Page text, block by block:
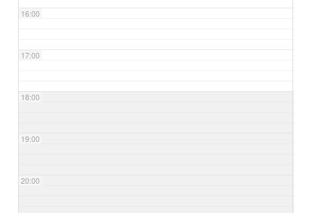
16:00
17:00
18:00
19:00
20:00